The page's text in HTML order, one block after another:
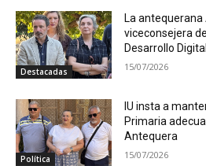
Destacadas
La antequerana
viceconsejera
Desarrollo
15/07/2026
Política
IU insta a
Primaria
Antequera
15/07/2026